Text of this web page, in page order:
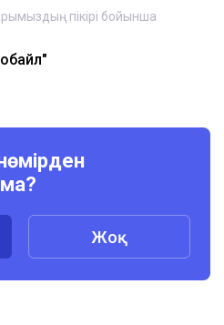
пікірі бойынша
Жоқ